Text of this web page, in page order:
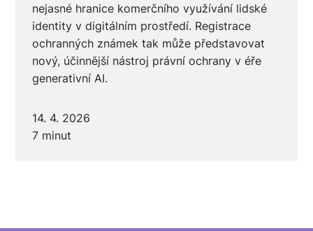
nejasné hranice komerčního využívání lidské
identity v digitálním prostředí. Registrace
ochranných známek tak může představovat
nový, účinnější nástroj právní ochrany v éře
generativní AI.
14. 4. 2026
7 minut